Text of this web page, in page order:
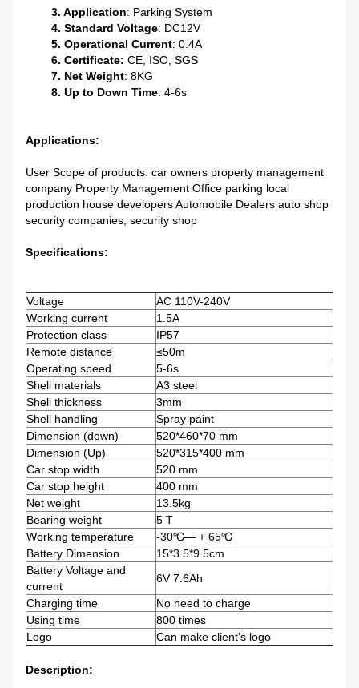
3. Application: Parking System
4. Standard Voltage: DC12V
5. Operational Current: 0.4A
6. Certificate: CE, ISO, SGS
7. Net Weight: 8KG
8. Up to Down Time: 4-6s
Applications:
User Scope of products: car owners property management
company Property Management Office parking local
production house developers Automobile Dealers auto shop
security companies, security shop
Specifications:
Voltage
AC 110V-240V
Working current
1.5A
Protection class
IP57
Remote distance
≤50m
Operating speed
5-6s
Shell materials
A3 steel
Shell thickness
3mm
Shell handling
Spray paint
Dimension (down)
520*460*70 mm
Dimension (Up)
520*315*400 mm
Car stop width
520 mm
Car stop height
400 mm
Net weight
13.5kg
Bearing weight
5 T
Working temperature
-30℃— + 65℃
Battery Dimension
15*3.5*9.5cm
Battery Voltage and
current
6V 7.6Ah
Charging time
No need to charge
Using time
800 times
Logo
Can make client’s logo
Description: